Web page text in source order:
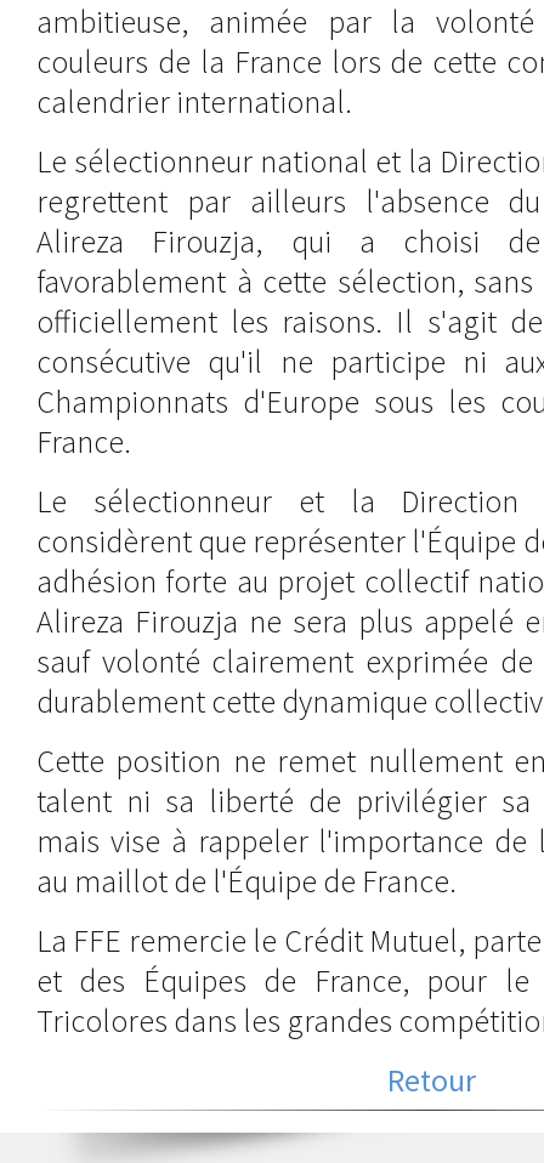
ambitieuse, animée par la
couleurs de la France lors de cette
calendrier international.
Le sélectionneur national et la
regrettent par ailleurs l'absence
Alireza Firouzja, qui a choisi
favorablement à cette sélection,
officiellement les raisons. Il s'agit
consécutive qu'il ne participe ni
Championnats d'Europe sous les
France.
Le sélectionneur et la Direction
considèrent que représenter l'Équipe
adhésion forte au projet collectif
Alireza Firouzja ne sera plus appelé
sauf volonté clairement exprimée
durablement cette dynamique
Cette position ne remet nullement
talent ni sa liberté de privilégier sa
mais vise à rappeler l'importance de
au maillot de l'Équipe de France.
La FFE remercie le Crédit Mutuel,
et des Équipes de France, pour le
Tricolores dans les grandes
Retour